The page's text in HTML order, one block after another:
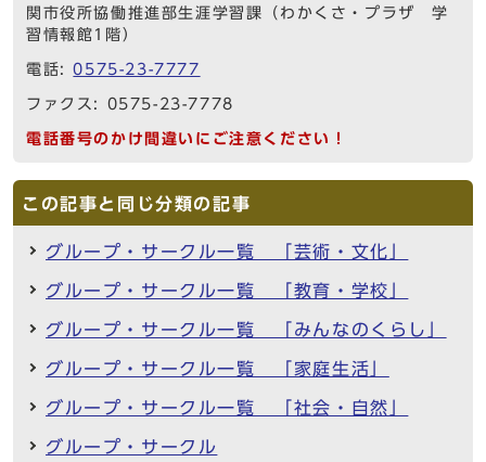
関市役所協働推進部生涯学習課（わかくさ・プラザ 学
習情報館1階）
電話:0575-23-7777
ファクス: 0575-23-7778
電話番号のかけ間違いにご注意ください！
この記事と同じ分類の記事
グループ・サークル一覧 「芸術・文化」
グループ・サークル一覧 「教育・学校」
グループ・サークル一覧 「みんなのくらし」
グループ・サークル一覧 「家庭生活」
グループ・サークル一覧 「社会・自然」
グループ・サークル